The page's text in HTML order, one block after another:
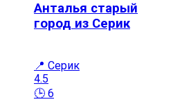
Анталья старый
город из Серик
📍 Серик
4.5
🕒 6